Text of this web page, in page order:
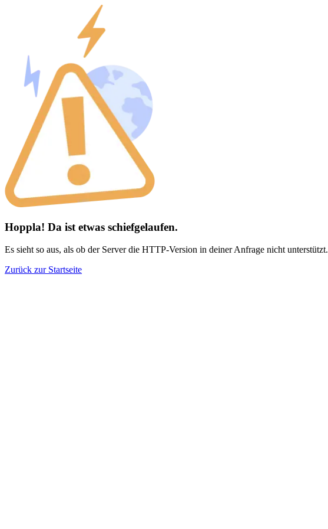
Hoppla! Da ist etwas schiefgelaufen.
Es sieht so aus, als ob der Server die HTTP-Version in deiner Anfrage nicht unterstützt.
Zurück zur Startseite